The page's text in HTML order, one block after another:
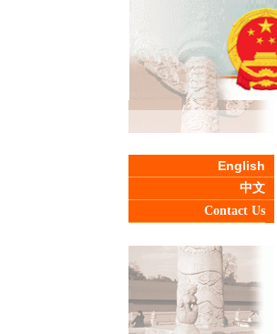
English
中文
Contact Us